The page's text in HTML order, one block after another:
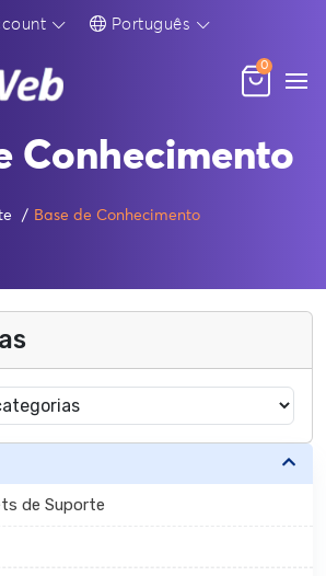
Português
0
Conhecimento
Base de Conhecimento
de Suporte